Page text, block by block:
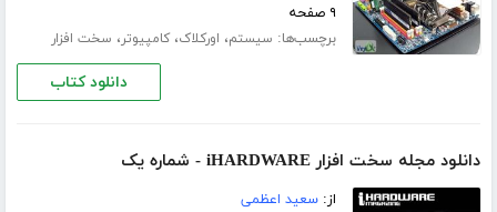
۹ صفحه
برچسب‌ها: سیستم، اورکلاک،کامپیوتر، سخت افزار
دانلود کتاب
دانلود مجله سخت افزار iHARDWARE - شماره یک
از:سعید اعظمی